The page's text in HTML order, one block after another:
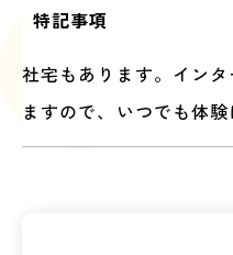
特記事項
社宅もあります。イン
ますので、いつでも体験